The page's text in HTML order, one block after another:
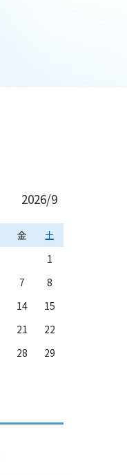
2026/9
金
土
1
7
8
14
15
21
22
28
29